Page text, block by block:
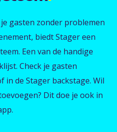
gasten zonder problemen
biedt Stager een
Een van de handige
Check je gasten
in de Stager backstage. Wil
Dit doe je ook in